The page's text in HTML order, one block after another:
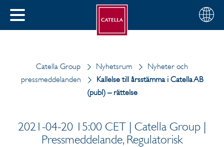
STÄNG
Välj
din
Svenska
Catella Group Nyhetsrum
Nyheter och
pressmeddelanden
Kallelse till årsstämma i Catella AB
(publ) – rättelse
2021-04-20 15:00 CET | Catella Group |
Pressmeddelande, Regulatorisk